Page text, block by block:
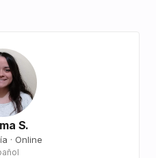
S.
· Online